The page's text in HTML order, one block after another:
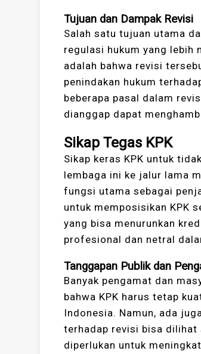
Tujuan dan Dampak Revisi
Salah satu tujuan utama
regulasi hukum yang lebih
adalah bahwa revisi
penindakan hukum
beberapa pasal dalam
dianggap dapat
Sikap Tegas KPK
Sikap keras KPK untuk
lembaga ini ke jalur lama
fungsi utama sebagai
untuk memposisikan KPK
yang bisa menurunkan
profesional dan netral
Tanggapan Publik dan
Banyak pengamat dan
bahwa KPK harus tetap
Indonesia. Namun, ada
terhadap revisi bisa dilihat
diperlukan untuk